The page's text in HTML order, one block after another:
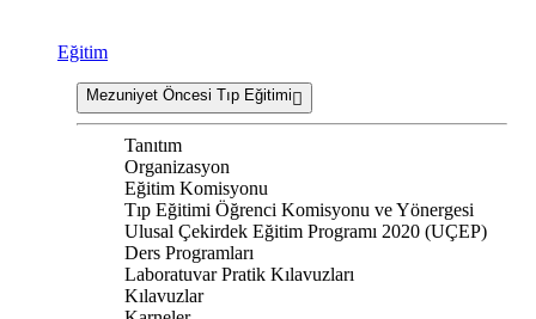
Eğitim
Mezuniyet Öncesi Tıp Eğitimi
Tanıtım
Organizasyon
Eğitim Komisyonu
Tıp Eğitimi Öğrenci Komisyonu ve Yönergesi
Ulusal Çekirdek Eğitim Programı 2020 (UÇEP)
Ders Programları
Laboratuvar Pratik Kılavuzları
Kılavuzlar